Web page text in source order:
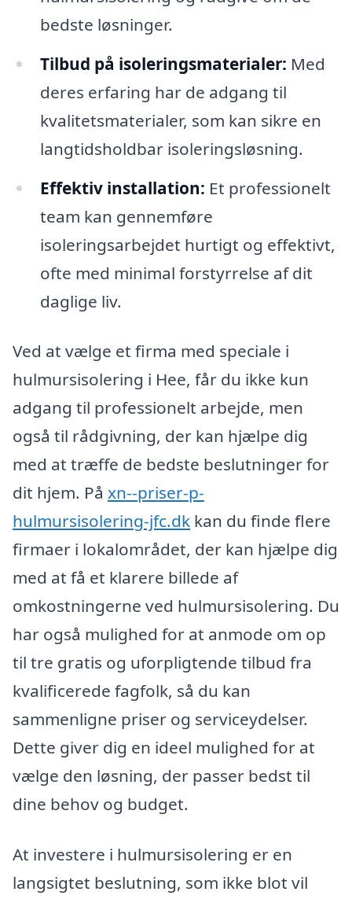
bedste løsninger.
Tilbud på isoleringsmaterialer: Med
deres erfaring har de adgang til
kvalitetsmaterialer, som kan sikre en
langtidsholdbar isoleringsløsning.
Effektiv installation: Et professionelt
team kan gennemføre
isoleringsarbejdet hurtigt og effektivt,
ofte med minimal forstyrrelse af dit
daglige liv.
Ved at vælge et firma med speciale i
hulmursisolering i Hee, får du ikke kun
adgang til professionelt arbejde, men
også til rådgivning, der kan hjælpe dig
med at træffe de bedste beslutninger for
dit hjem. På xn--priser-p-
hulmursisolering-jfc.dk kan du finde flere
firmaer i lokalområdet, der kan hjælpe dig
med at få et klarere billede af
omkostningerne ved hulmursisolering. Du
har også mulighed for at anmode om op
til tre gratis og uforpligtende tilbud fra
kvalificerede fagfolk, så du kan
sammenligne priser og serviceydelser.
Dette giver dig en ideel mulighed for at
vælge den løsning, der passer bedst til
dine behov og budget.
At investere i hulmursisolering er en
langsigtet beslutning, som ikke blot vil